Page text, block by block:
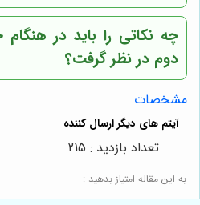
چه نکاتی را باید در
دوم در نظر گرفت؟
مشخصات
به این مقاله امتیاز بدهید :
تعداد بازدید : 215